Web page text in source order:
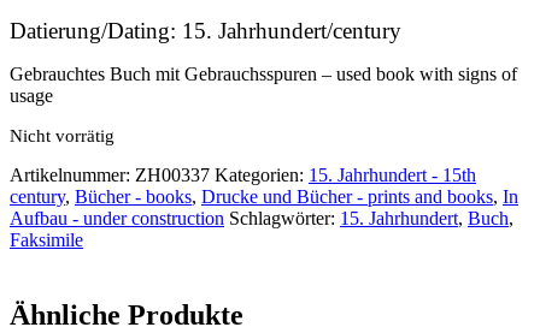
Datierung/Dating: 15. Jahrhundert/century
Gebrauchtes Buch mit Gebrauchsspuren – used book with signs of
usage
Nicht vorrätig
Artikelnummer: ZH00337 Kategorien: 15. Jahrhundert - 15th
century, Bücher - books, Drucke und Bücher - prints and books, In
Aufbau - under construction Schlagwörter: 15. Jahrhundert, Buch,
Faksimile
Ähnliche Produkte